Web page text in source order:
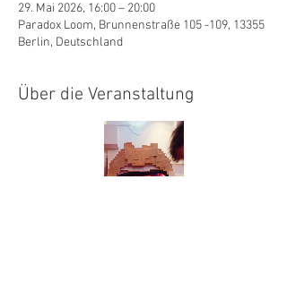
29. Mai 2026, 16:00 – 20:00
Paradox Loom, Brunnenstraße 105 -109, 13355
Berlin, Deutschland
Über die Veranstaltung